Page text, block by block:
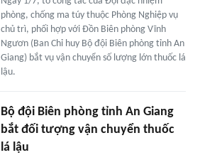
phòng, chống ma túy thuộc Phòng Nghiệp vụ
chủ trì, phối hợp với Đồn Biên phòng Vĩnh
Ngươn (Ban Chỉ huy Bộ đội Biên phòng tỉnh An
Giang) bắt vụ vận chuyển số lượng lớn thuốc lá
lậu.
Bộ đội Biên phòng tỉnh An Giang
bắt đối tượng vận chuyển thuốc
lá lậu